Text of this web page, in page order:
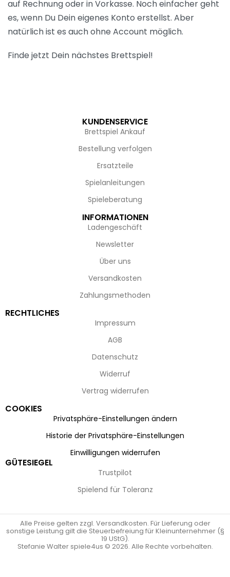
auf Rechnung oder in Vorkasse. Noch einfacher geht
es, wenn Du Dein eigenes Konto erstellst. Aber
natürlich ist es auch ohne Account möglich.
Finde jetzt Dein nächstes Brettspiel!
KUNDENSERVICE
Brettspiel Ankauf
Bestellung verfolgen
Ersatzteile
Spielanleitungen
Spieleberatung
INFORMATIONEN
Ladengeschäft
Newsletter
Über uns
Versandkosten
Zahlungsmethoden
RECHTLICHES
Impressum
AGB
Datenschutz
Widerruf
Vertrag widerrufen
COOKIES
Privatsphäre-Einstellungen ändern
Historie der Privatsphäre-Einstellungen
Einwilligungen widerrufen
GÜTESIEGEL
Trustpilot
Spielend für Toleranz
Alle Preise gelten zzgl. Versandkosten. Für Lieferung oder
sonstige Leistung gilt die Steuerbefreiung für Kleinunternehmer (§
19 UStG).
Stefanie Walter spiele4us © 2026. Alle Rechte vorbehalten.